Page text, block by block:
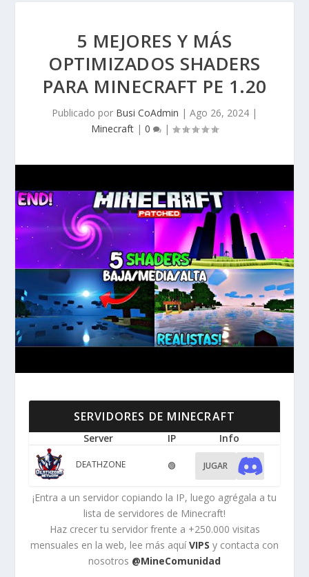
5 MEJORES Y MÁS
OPTIMIZADOS SHADERS
PARA MINECRAFT PE 1.20
Publicado por Busi CoAdmin | Ago 26, 2024 |
Minecraft | 0 |
SERVIDORES DE MINECRAFT
Server IP Info
DEATHZONE 🟢 JUGAR
¡Entra a un servidor copiando la IP, luego agrégala a tu
lista de servidores de Minecraft!
Haz crecer tu servidor frente a +250.000 visitas
mensuales en la web, lee más aquí VIPS y contacta con
nosotros @MineComunidad